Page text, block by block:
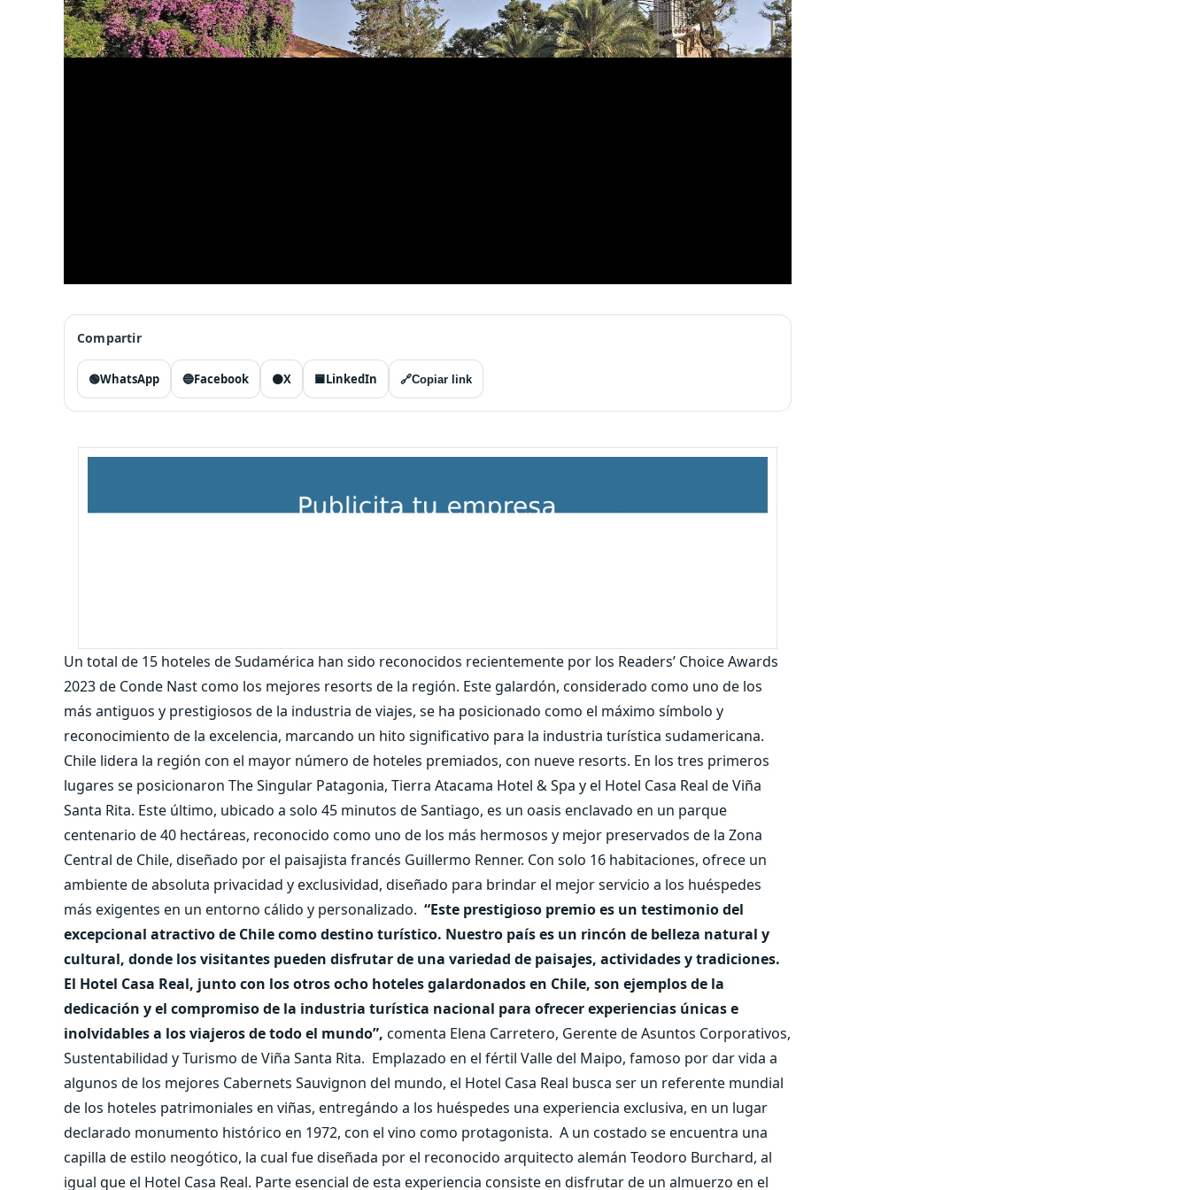
Compartir
🟢WhatsApp 🔵Facebook ⚫X 🟦LinkedIn 🔗Copiar link
Un total de 15 hoteles de Sudamérica han sido reconocidos recientemente por los Readers’ Choice Awards
2023 de Conde Nast como los mejores resorts de la región. Este galardón, considerado como uno de los
más antiguos y prestigiosos de la industria de viajes, se ha posicionado como el máximo símbolo y
reconocimiento de la excelencia, marcando un hito significativo para la industria turística sudamericana.
Chile lidera la región con el mayor número de hoteles premiados, con nueve resorts. En los tres primeros
lugares se posicionaron The Singular Patagonia, Tierra Atacama Hotel & Spa y el Hotel Casa Real de Viña
Santa Rita. Este último, ubicado a solo 45 minutos de Santiago, es un oasis enclavado en un parque
centenario de 40 hectáreas, reconocido como uno de los más hermosos y mejor preservados de la Zona
Central de Chile, diseñado por el paisajista francés Guillermo Renner. Con solo 16 habitaciones, ofrece un
ambiente de absoluta privacidad y exclusividad, diseñado para brindar el mejor servicio a los huéspedes
más exigentes en un entorno cálido y personalizado. “Este prestigioso premio es un testimonio del
excepcional atractivo de Chile como destino turístico. Nuestro país es un rincón de belleza natural y
cultural, donde los visitantes pueden disfrutar de una variedad de paisajes, actividades y tradiciones.
El Hotel Casa Real, junto con los otros ocho hoteles galardonados en Chile, son ejemplos de la
dedicación y el compromiso de la industria turística nacional para ofrecer experiencias únicas e
inolvidables a los viajeros de todo el mundo”, comenta Elena Carretero, Gerente de Asuntos Corporativos,
Sustentabilidad y Turismo de Viña Santa Rita. Emplazado en el fértil Valle del Maipo, famoso por dar vida a
algunos de los mejores Cabernets Sauvignon del mundo, el Hotel Casa Real busca ser un referente mundial
de los hoteles patrimoniales en viñas, entregándo a los huéspedes una experiencia exclusiva, en un lugar
declarado monumento histórico en 1972, con el vino como protagonista. A un costado se encuentra una
capilla de estilo neogótico, la cual fue diseñada por el reconocido arquitecto alemán Teodoro Burchard, al
igual que el Hotel Casa Real. Parte esencial de esta experiencia consiste en disfrutar de un almuerzo en el